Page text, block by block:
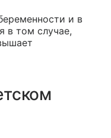
и в
в том случае,